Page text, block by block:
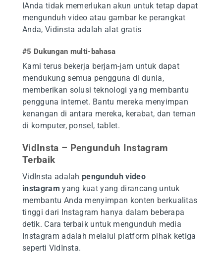
IAnda tidak memerlukan akun untuk tetap dapat
mengunduh video atau gambar ke perangkat
Anda, Vidinsta adalah alat gratis
#5 Dukungan multi-bahasa
Kami terus bekerja berjam-jam untuk dapat
mendukung semua pengguna di dunia,
memberikan solusi teknologi yang membantu
pengguna internet. Bantu mereka menyimpan
kenangan di antara mereka, kerabat, dan teman
di komputer, ponsel, tablet.
VidInsta – Pengunduh Instagram
Terbaik
VidInsta adalahpengunduh video
instagram yang kuat yang dirancang untuk
membantu Anda menyimpan konten berkualitas
tinggi dari Instagram hanya dalam beberapa
detik. Cara terbaik untuk mengunduh media
Instagram adalah melalui platform pihak ketiga
seperti VidInsta.